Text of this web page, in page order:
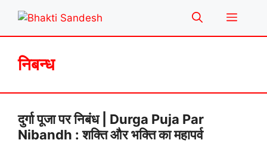
content
Menu
निबन्ध
दुर्गा पूजा पर निबंध | Durga Puja Par
Nibandh : शक्ति और भक्ति का महापर्व